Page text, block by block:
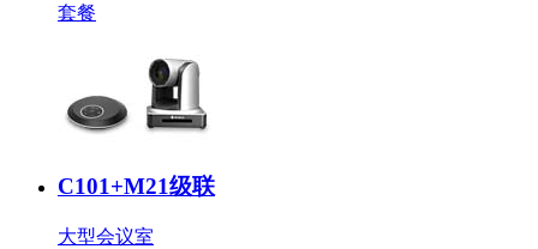
套餐
C101+M21级联
大型会议室